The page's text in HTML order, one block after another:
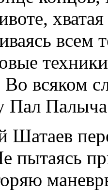
всем
Во всяком
Пал Палыча
Шатаев
пытаясь